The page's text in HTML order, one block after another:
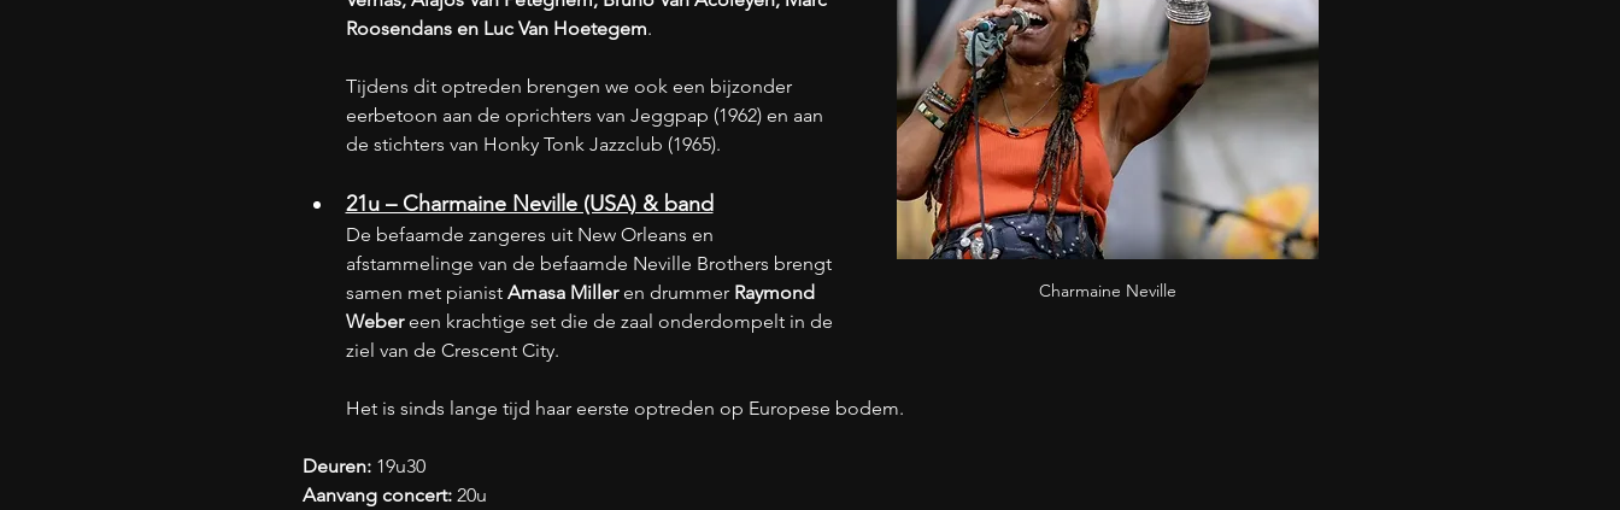
Charmaine Neville
Roosendans en Luc Van Hoetegem.
Tijdens dit optreden brengen we ook een bijzonder
eerbetoon aan de oprichters van Jeggpap (1962) en aan
de stichters van Honky Tonk Jazzclub (1965).
21u – Charmaine Neville (USA) & band
De befaamde zangeres uit New Orleans en
afstammelinge van de befaamde Neville Brothers brengt
samen met pianist Amasa Miller en drummer Raymond
Weber een krachtige set die de zaal onderdompelt in de
ziel van de Crescent City.
Het is sinds lange tijd haar eerste optreden op Europese bodem.
Deuren: 19u30
Aanvang concert: 20u